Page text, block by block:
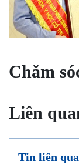
Chăm
Liên
Tin liên